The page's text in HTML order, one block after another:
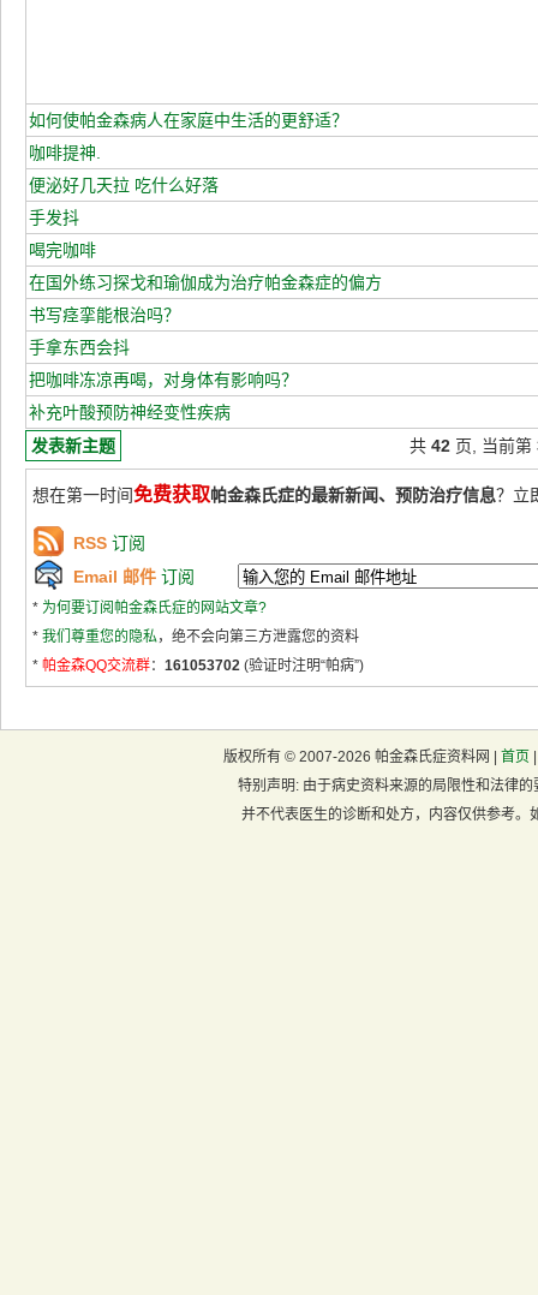
如何使帕金森病人在家庭中生活的更舒适？
咖啡提神.
便泌好几天拉 吃什么好落
手发抖
喝完咖啡
在国外练习探戈和瑜伽成为治疗帕金森症的偏方
书写痉挛能根治吗？
手拿东西会抖
把咖啡冻凉再喝，对身体有影响吗？
补充叶酸预防神经变性疾病
发表新主题
共 42 页, 当前第
想在第一时间免费获取帕金森氏症的最新新闻、预防治疗信息？立
RSS 订阅
Email 邮件 订阅
* 为何要订阅帕金森氏症的网站文章?
* 我们尊重您的隐私，绝不会向第三方泄露您的资料
* 帕金森QQ交流群： 161053702 (验证时注明“帕病”)
版权所有 © 2007-2026 帕金森氏症资料网 | 首页
特别声明: 由于病史资料来源的局限性和法律
并不代表医生的诊断和处方，内容仅供参考